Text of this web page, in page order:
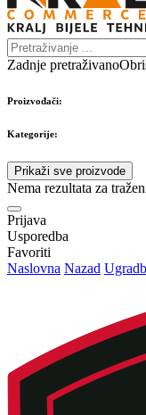
Zadnje pretraživano
Proizvođači:
Kategorije:
Prikaži sve proizvode
Nema rezultata za
Prijava
Usporedba
Favoriti
Naslovna Nazad